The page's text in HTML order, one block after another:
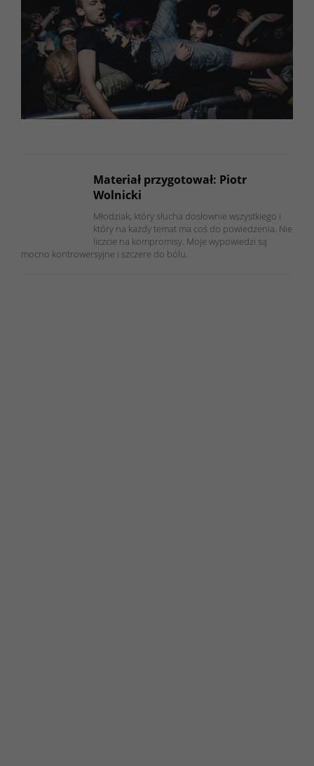
Materiał przygotował: Piotr
Wolnicki
Młodziak, który słucha dosłownie wszystkiego i
który na każdy temat ma coś do powiedzenia. Nie
liczcie na kompromisy. Moje wypowiedzi są
mocno kontrowersyjne i szczere do bólu.